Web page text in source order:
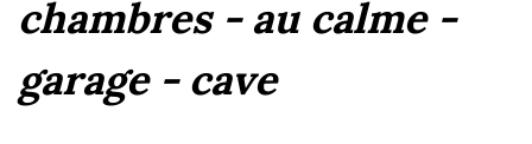
chambres - au calme -
garage - cave